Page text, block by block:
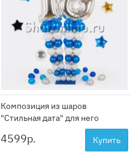
Композиция из шаров
"Стильная дата" для него
4599р. Купить